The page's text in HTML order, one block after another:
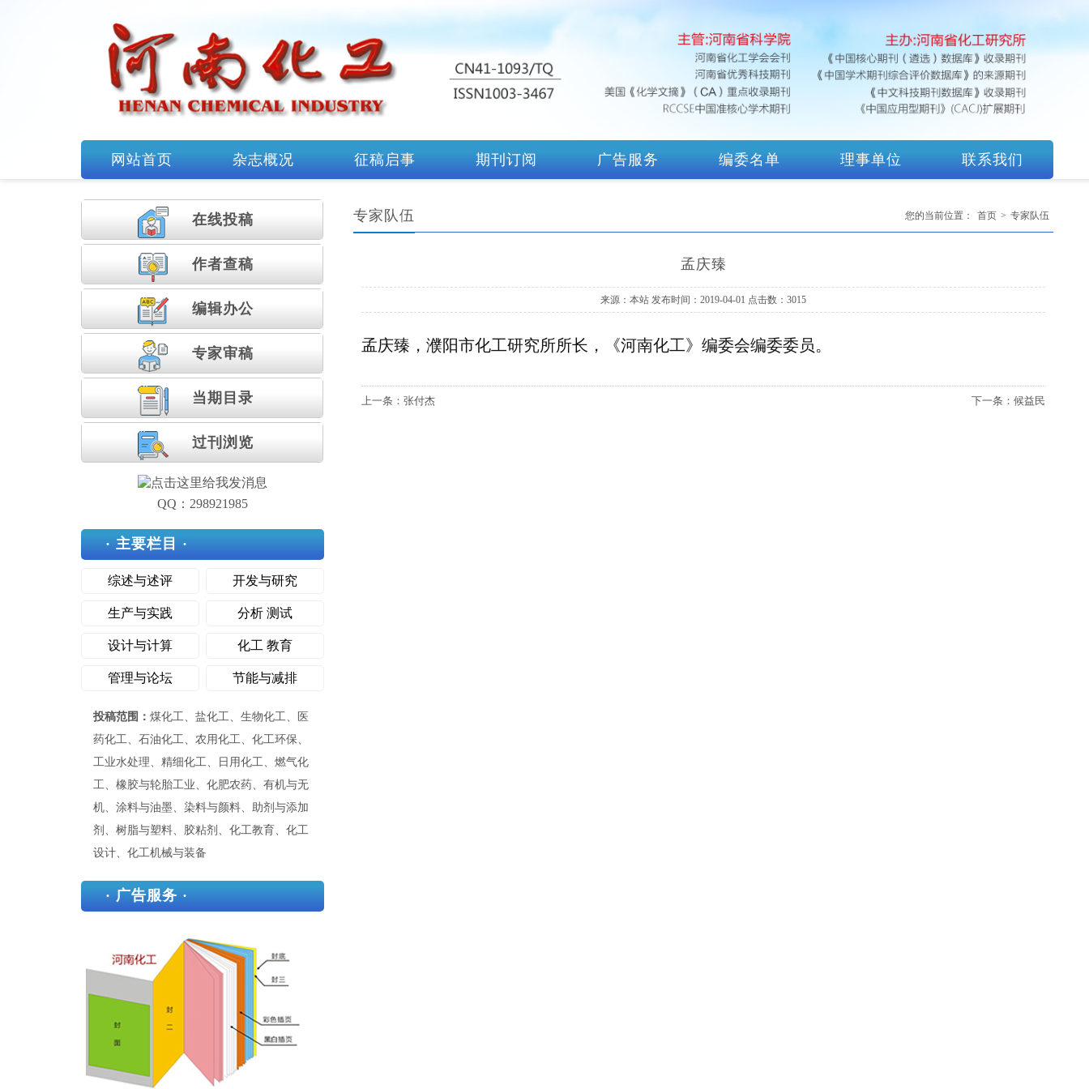
网站首页 杂志概况 征稿启事 期刊订阅 广告服务 编委名单 理事单位 联系我们
在线投稿
作者查稿
编辑办公
专家审稿
当期目录
过刊浏览
QQ：298921985
· 主要栏目 ·
综述与述评 开发与研究
生产与实践 分析 测试
设计与计算 化工 教育
管理与论坛 节能与减排
投稿范围： 煤化工、盐化工、生物化工、医
药化工、石油化工、农用化工、化工环保、
工业水处理、精细化工、日用化工、燃气化
工、橡胶与轮胎工业、化肥农药、有机与无
机、涂料与油墨、染料与颜料、助剂与添加
剂、树脂与塑料、胶粘剂、化工教育、化工
设计、化工机械与装备
· 广告服务 ·
专家队伍 您的当前位置： 首页 > 专家队伍
孟庆臻
来源：本站 发布时间：2019-04-01 点击数：3015
孟庆臻，濮阳市化工研究所所长，《河南化工》编委会编委委员。
上一条： 张付杰 下一条： 候益民